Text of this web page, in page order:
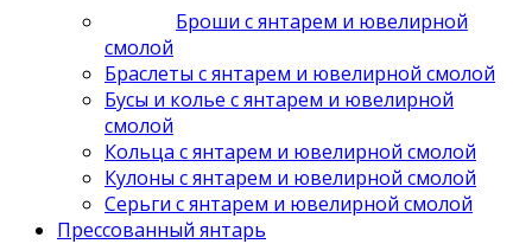
Броши с янтарем и ювелирной
смолой
Браслеты с янтарем и ювелирной смолой
Бусы и колье с янтарем и ювелирной
смолой
Кольца с янтарем и ювелирной смолой
Кулоны с янтарем и ювелирной смолой
Серьги с янтарем и ювелирной смолой
Прессованный янтарь